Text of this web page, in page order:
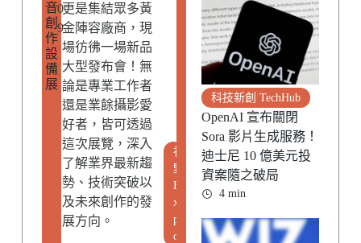
音
創
作
設
備
展
0
9
更是集結眾多黃
金陣容廠商，現
場彷彿一場新品
大型發布會！無
論是專業工作者
還是業餘攝影愛
好者，皆可透過
這次展覽，深入
了解業界最新趨
勢、技術突破以
及未來創作的發
展方向。
視
野
E
x
p
o
科技新創 TechHub
OpenAI 宣布關閉
Sora 影片生成服務！
迪士尼 10 億美元投
資案隨之破局
4 min